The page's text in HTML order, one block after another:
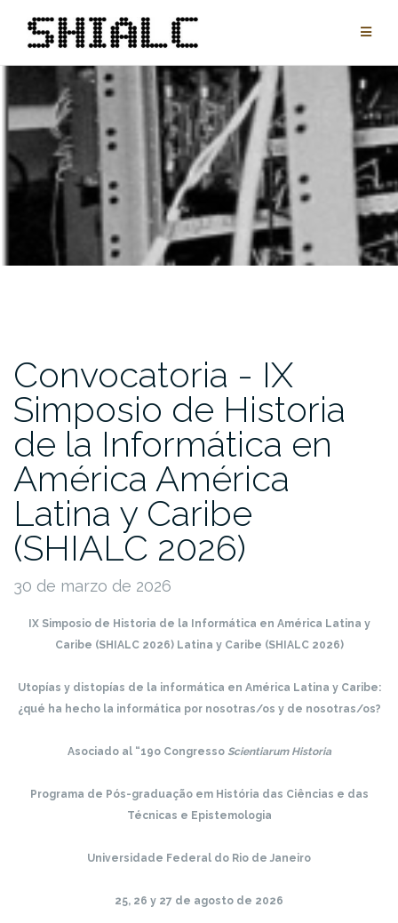
contenido
Convocatoria - IX
Simposio de Historia
de la Informática en
América América
Latina y Caribe
(SHIALC 2026)
30 de marzo de 2026
IX Simposio de Historia de la Informática en América Latina y
Caribe (SHIALC 2026) Latina y Caribe (SHIALC 2026)
Utopías y distopías de la informática en América Latina y Caribe:
¿qué ha hecho la informática por nosotras/os y de nosotras/os?
Asociado al “19o Congresso Scientiarum Historia
Programa de Pós-graduação em História das Ciências e das
Técnicas e Epistemologia
Universidade Federal do Rio de Janeiro
25, 26 y 27 de agosto de 2026